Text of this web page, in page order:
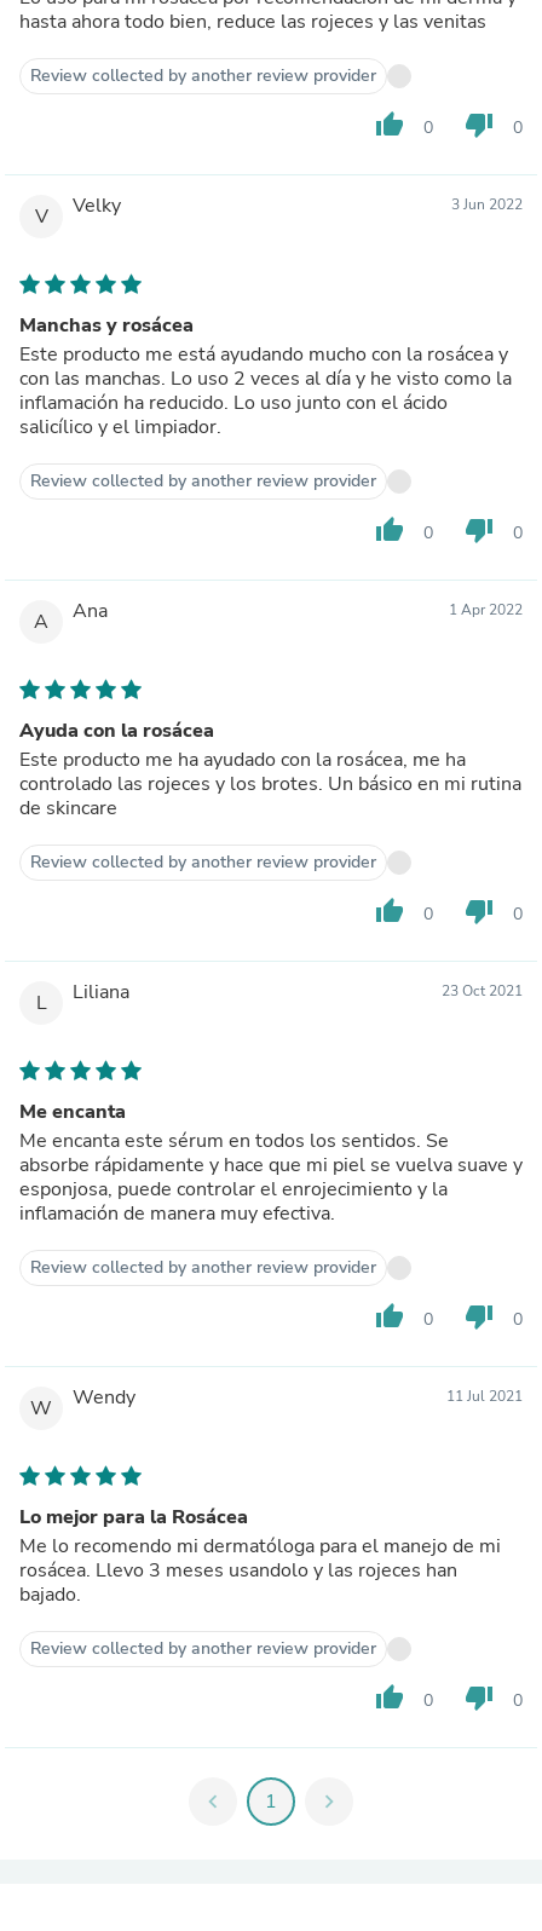
hasta ahora todo bien, reduce las rojeces y las venitas
Review collected by another review provider
thumb_up 0 thumb_down 0
V Velky 3 Jun 2022
Manchas y rosácea
Este producto me está ayudando mucho con la rosácea y
con las manchas. Lo uso 2 veces al día y he visto como la
inflamación ha reducido. Lo uso junto con el ácido
salicílico y el limpiador.
Review collected by another review provider
thumb_up 0 thumb_down 0
A Ana 1 Apr 2022
Ayuda con la rosácea
Este producto me ha ayudado con la rosácea, me ha
controlado las rojeces y los brotes. Un básico en mi rutina
de skincare
Review collected by another review provider
thumb_up 0 thumb_down 0
L Liliana 23 Oct 2021
Me encanta
Me encanta este sérum en todos los sentidos. Se
absorbe rápidamente y hace que mi piel se vuelva suave y
esponjosa, puede controlar el enrojecimiento y la
inflamación de manera muy efectiva.
Review collected by another review provider
thumb_up 0 thumb_down 0
W Wendy 11 Jul 2021
Lo mejor para la Rosácea
Me lo recomendo mi dermatóloga para el manejo de mi
rosácea. Llevo 3 meses usandolo y las rojeces han
bajado.
Review collected by another review provider
thumb_up 0 thumb_down 0
chevron_left 1 chevron_right